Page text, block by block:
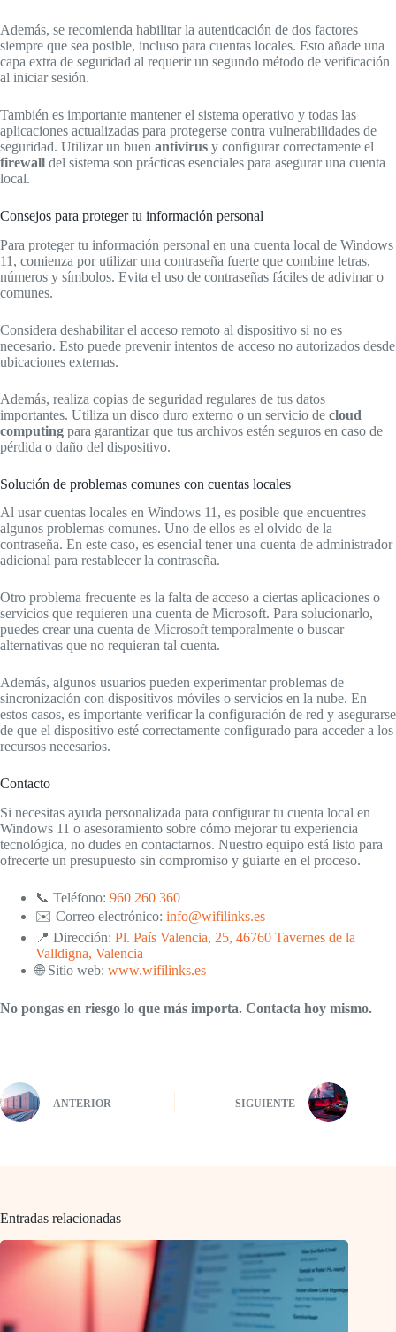
Además, se recomienda habilitar la autenticación de dos factores
siempre que sea posible, incluso para cuentas locales. Esto añade una
capa extra de seguridad al requerir un segundo método de verificación
al iniciar sesión.
También es importante mantener el sistema operativo y todas las
aplicaciones actualizadas para protegerse contra vulnerabilidades de
seguridad. Utilizar un buen antivirus y configurar correctamente el
firewall del sistema son prácticas esenciales para asegurar una cuenta
local.
Consejos para proteger tu información personal
Para proteger tu información personal en una cuenta local de Windows
11, comienza por utilizar una contraseña fuerte que combine letras,
números y símbolos. Evita el uso de contraseñas fáciles de adivinar o
comunes.
Considera deshabilitar el acceso remoto al dispositivo si no es
necesario. Esto puede prevenir intentos de acceso no autorizados desde
ubicaciones externas.
Además, realiza copias de seguridad regulares de tus datos
importantes. Utiliza un disco duro externo o un servicio de cloud
computing para garantizar que tus archivos estén seguros en caso de
pérdida o daño del dispositivo.
Solución de problemas comunes con cuentas locales
Al usar cuentas locales en Windows 11, es posible que encuentres
algunos problemas comunes. Uno de ellos es el olvido de la
contraseña. En este caso, es esencial tener una cuenta de administrador
adicional para restablecer la contraseña.
Otro problema frecuente es la falta de acceso a ciertas aplicaciones o
servicios que requieren una cuenta de Microsoft. Para solucionarlo,
puedes crear una cuenta de Microsoft temporalmente o buscar
alternativas que no requieran tal cuenta.
Además, algunos usuarios pueden experimentar problemas de
sincronización con dispositivos móviles o servicios en la nube. En
estos casos, es importante verificar la configuración de red y asegurarse
de que el dispositivo esté correctamente configurado para acceder a los
recursos necesarios.
Contacto
Si necesitas ayuda personalizada para configurar tu cuenta local en
Windows 11 o asesoramiento sobre cómo mejorar tu experiencia
tecnológica, no dudes en contactarnos. Nuestro equipo está listo para
ofrecerte un presupuesto sin compromiso y guiarte en el proceso.
📞 Teléfono: 960 260 360
✉️ Correo electrónico: info@wifilinks.es
📍 Dirección: Pl. País Valencia, 25, 46760 Tavernes de la
Valldigna, Valencia
🌐 Sitio web: www.wifilinks.es
No pongas en riesgo lo que más importa. Contacta hoy mismo.
ANTERIOR SIGUIENTE
Entradas relacionadas